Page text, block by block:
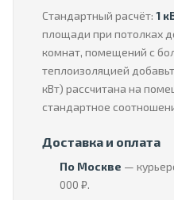
Стандартный расчёт: 1
площади при потолках
комнат, помещений с
теплоизоляцией
кВт) рассчитана на
стандартное
Доставка и оплата
По Москве —
000 ₽.